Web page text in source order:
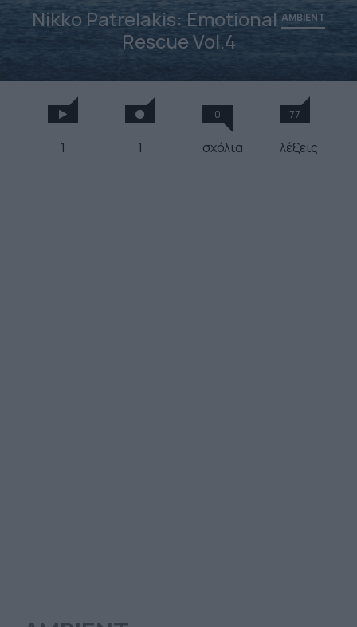
Nikko Patrelakis: Emotional AMBIENT
Rescue Vol.4
1 1
0
σχόλια
77
λέξεις